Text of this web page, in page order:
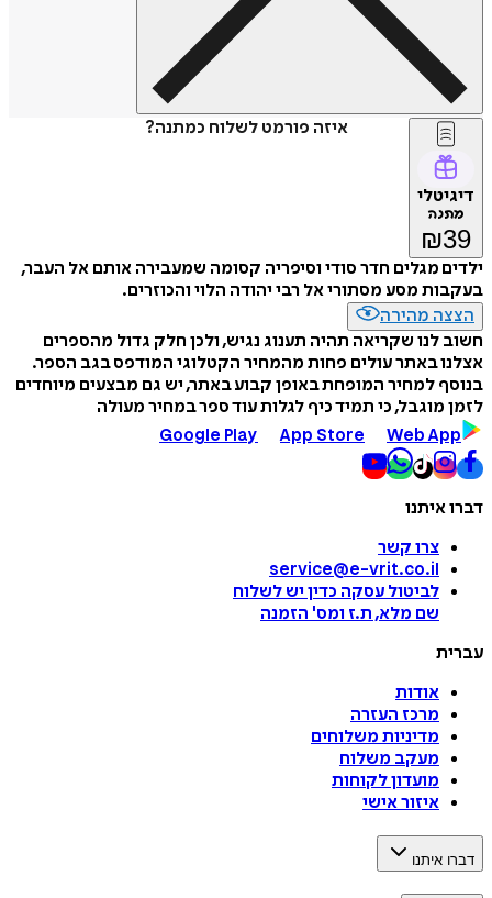
איזה פורמט לשלוח כמתנה?
דיגיטלי
מתנה
₪39
ילדים מגלים חדר סודי וסיפריה קסומה שמעבירה אותם אל העבר,
בעקבות מסע מסתורי אל רבי יהודה הלוי והכוזרים.
הצצה מהירה
חשוב לנו שקריאה תהיה תענוג נגיש, ולכן חלק גדול מהספרים
אצלנו באתר עולים פחות מהמחיר הקטלוגי המודפס בגב הספר.
בנוסף למחיר המופחת באופן קבוע באתר, יש גם מבצעים מיוחדים
לזמן מוגבל, כי תמיד כיף לגלות עוד ספר במחיר מעולה
Google Play
App Store Web App
דברו איתנו
צרו קשר
service@e-vrit.co.il
לביטול עסקה כדין יש לשלוח
שם מלא, ת.ז ומס' הזמנה
עברית
אודות
מרכז העזרה
מדיניות משלוחים
מעקב משלוח
מועדון לקוחות
איזור אישי
דברו איתנו